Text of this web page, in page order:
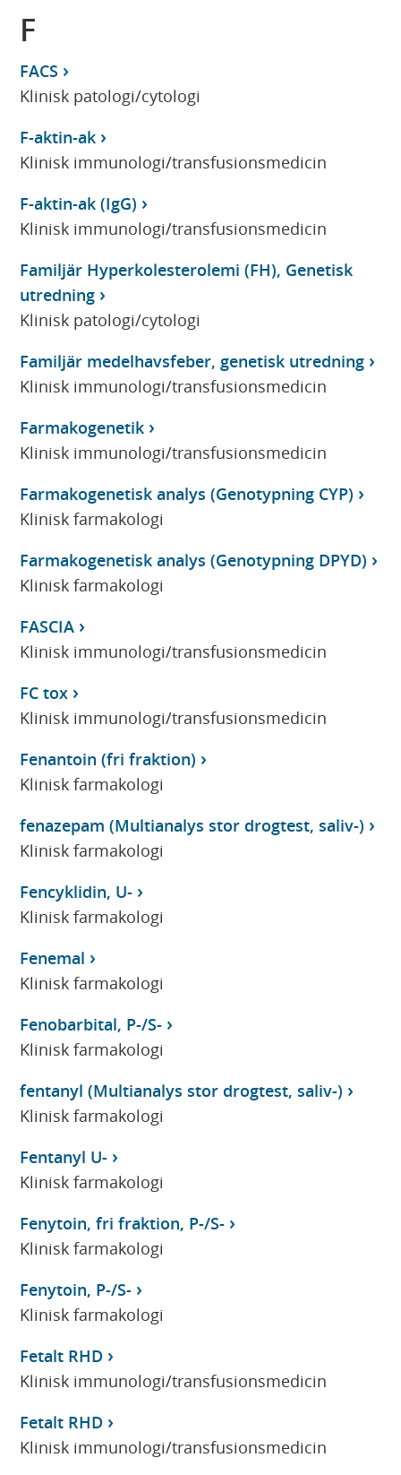
F
FACS
Klinisk patologi/cytologi
F-aktin-ak
Klinisk immunologi/transfusionsmedicin
F-aktin-ak (IgG)
Klinisk immunologi/transfusionsmedicin
Familjär Hyperkolesterolemi (FH), Genetisk
utredning
Klinisk patologi/cytologi
Familjär medelhavsfeber, genetisk utredning
Klinisk immunologi/transfusionsmedicin
Farmakogenetik
Klinisk immunologi/transfusionsmedicin
Farmakogenetisk analys (Genotypning CYP)
Klinisk farmakologi
Farmakogenetisk analys (Genotypning DPYD)
Klinisk farmakologi
FASCIA
Klinisk immunologi/transfusionsmedicin
FC tox
Klinisk immunologi/transfusionsmedicin
Fenantoin (fri fraktion)
Klinisk farmakologi
fenazepam (Multianalys stor drogtest, saliv-)
Klinisk farmakologi
Fencyklidin, U-
Klinisk farmakologi
Fenemal
Klinisk farmakologi
Fenobarbital, P-/S-
Klinisk farmakologi
fentanyl (Multianalys stor drogtest, saliv-)
Klinisk farmakologi
Fentanyl U-
Klinisk farmakologi
Fenytoin, fri fraktion, P-/S-
Klinisk farmakologi
Fenytoin, P-/S-
Klinisk farmakologi
Fetalt RHD
Klinisk immunologi/transfusionsmedicin
Fetalt RHD
Klinisk immunologi/transfusionsmedicin